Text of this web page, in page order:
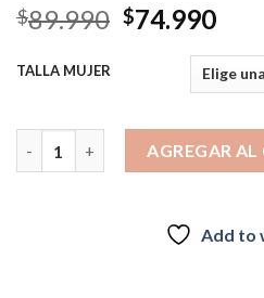
$89.990 El
original
$89.990.
$74.990El
es:
TALLA MUJER
AGREGAR AL
Add to